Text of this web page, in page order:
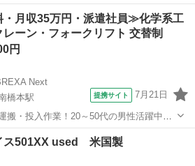
ジーンズ/デニム リユース
月収35万円・派遣社員≫化学系工
レーン・フォークリフト 交替制
円
Next
橋本駅
提携サイト 7月21日
搬・投入作業！20～50代の男性活躍中★
会社負担！年間休日130日★フォークリフ
就業先食堂利用可★《神奈川県相模原
...
本駅
リーバイス501XX used 米国製